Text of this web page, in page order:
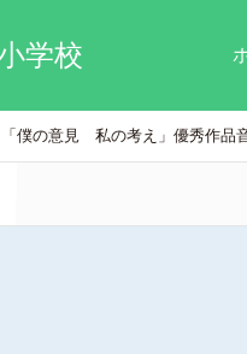
学校
「僕の意見 私の考え」優秀作品